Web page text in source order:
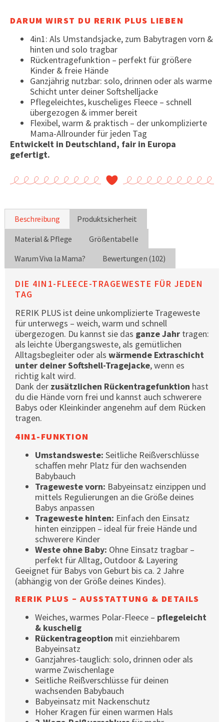
DARUM WIRST DU RERIK PLUS LIEBEN
4in1: Als Umstandsjacke, zum Babytragen vorn &
hinten und solo tragbar
Rückentragefunktion – perfekt für größere
Kinder & freie Hände
Ganzjährig nutzbar: solo, drinnen oder als warme
Schicht unter deiner Softshelljacke
Pflegeleichtes, kuscheliges Fleece – schnell
übergezogen & immer bereit
Flexibel, warm & praktisch – der unkomplizierte
Mama-Allrounder für jeden Tag
Entwickelt in Deutschland, fair in Europa
gefertigt.
Beschreibung
Produktsicherheit
Material & Pflege
Größentabelle
Warum Viva la Mama?
Bewertungen (102)
DIE 4IN1-FLEECE-TRAGEWESTE FÜR JEDEN
TAG
RERIK PLUS ist deine unkomplizierte Trageweste
für unterwegs – weich, warm und schnell
übergezogen. Du kannst sie das ganze Jahr tragen:
als leichte Übergangsweste, als gemütlichen
Alltagsbegleiter oder als wärmende Extraschicht
unter deiner Softshell-Tragejacke, wenn es
richtig kalt wird.
Dank der zusätzlichen Rückentragefunktion hast
du die Hände vorn frei und kannst auch schwerere
Babys oder Kleinkinder angenehm auf dem Rücken
tragen.
4IN1-FUNKTION
Umstandsweste: Seitliche Reißverschlüsse
schaffen mehr Platz für den wachsenden
Babybauch
Trageweste vorn: Babyeinsatz einzippen und
mittels Regulierungen an die Größe deines
Babys anpassen
Trageweste hinten: Einfach den Einsatz
hinten einzippen – ideal für freie Hände und
schwerere Kinder
Weste ohne Baby: Ohne Einsatz tragbar –
perfekt für Alltag, Outdoor & Layering
Geeignet für Babys von Geburt bis ca. 2 Jahre
(abhängig von der Größe deines Kindes).
RERIK PLUS – AUSSTATTUNG & DETAILS
Weiches, warmes Polar-Fleece – pflegeleicht
& kuschelig
Rückentrageoption mit einziehbarem
Babyeinsatz
Ganzjahres-tauglich: solo, drinnen oder als
warme Zwischenlage
Seitliche Reißverschlüsse für deinen
wachsenden Babybauch
Babyeinsatz mit Nackenschutz
Hoher Kragen für einen warmen Hals